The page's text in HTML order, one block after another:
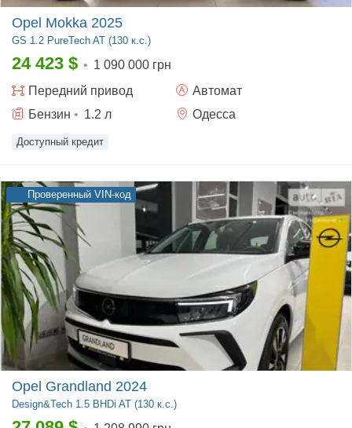
Opel Mokka 2025
GS 1.2 PureTech AT (130 к.с.)
24 423 $ • 1 090 000 грн
Передний привод
Автомат
Бензин • 1.2 л Одесса
Доступный кредит
Проверенный VIN-код
Opel Grandland 2024
Design&Tech 1.5 BHDi AT (130 к.с.)